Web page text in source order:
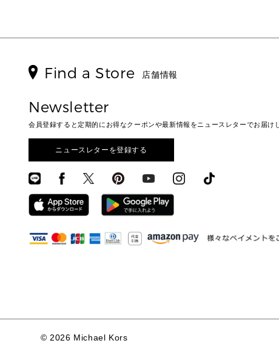
Find a Store 店舗情報
Newsletter
会員登録すると定期的にお得なクーポンや最新情報をニュースレターでお届け
ニュースレターを登録する
© 2026 Michael Kors